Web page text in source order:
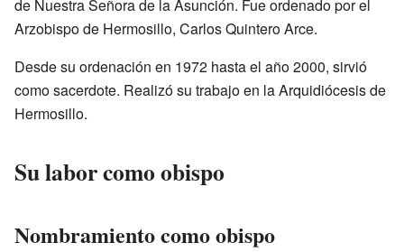
de Nuestra Señora de la Asunción. Fue ordenado por el
Arzobispo de Hermosillo, Carlos Quintero Arce.
Desde su ordenación en 1972 hasta el año 2000, sirvió
como sacerdote. Realizó su trabajo en la Arquidiócesis de
Hermosillo.
Su labor como obispo
Nombramiento como obispo